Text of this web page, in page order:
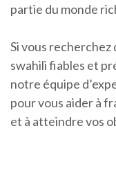
partie du monde
Si vous
swahili fiables et
notre équipe
pour vous aider à
et à atteindre vos